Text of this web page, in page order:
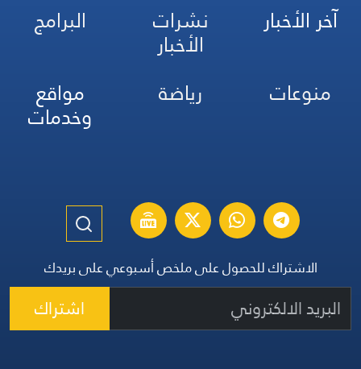
آخر الأخبار نشرات
الأخبار
البرامج
منوعات
رياضة مواقع
وخدمات
الاشتراك للحصول على ملخص أسبوعي على بريدك
اشتراك